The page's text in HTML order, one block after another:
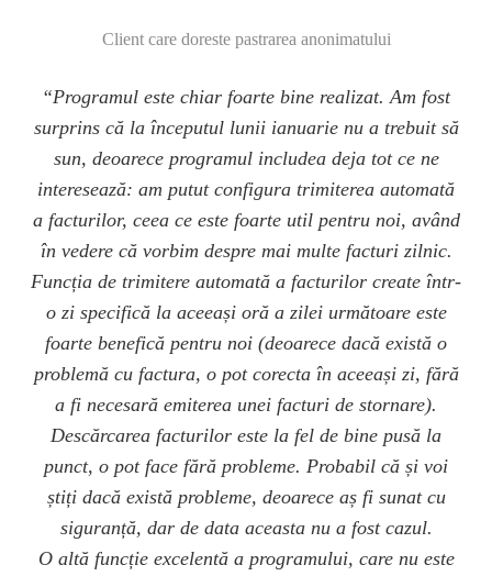
Client care doreste pastrarea anonimatului
“Programul este chiar foarte bine realizat. Am fost
surprins că la începutul lunii ianuarie nu a trebuit să
sun, deoarece programul includea deja tot ce ne
interesează: am putut configura trimiterea automată
a facturilor, ceea ce este foarte util pentru noi, având
în vedere că vorbim despre mai multe facturi zilnic.
Funcția de trimitere automată a facturilor create într-
o zi specifică la aceeași oră a zilei următoare este
foarte benefică pentru noi (deoarece dacă există o
problemă cu factura, o pot corecta în aceeași zi, fără
a fi necesară emiterea unei facturi de stornare).
Descărcarea facturilor este la fel de bine pusă la
punct, o pot face fără probleme. Probabil că și voi
știți dacă există probleme, deoarece aș fi sunat cu
siguranță, dar de data aceasta nu a fost cazul.
O altă funcție excelentă a programului, care nu este